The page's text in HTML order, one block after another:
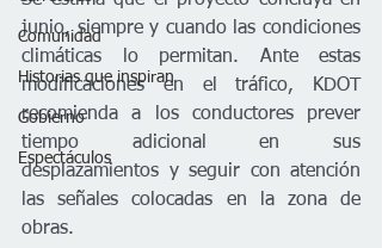
Comunidad
Historias que inspiran
Gobierno
Espectáculos
junio, siempre y cuando las condiciones
climáticas lo permitan. Ante estas
modificaciones en el tráfico, KDOT
recomienda a los conductores prever
tiempo adicional en sus
desplazamientos y seguir con atención
las señales colocadas en la zona de
obras.